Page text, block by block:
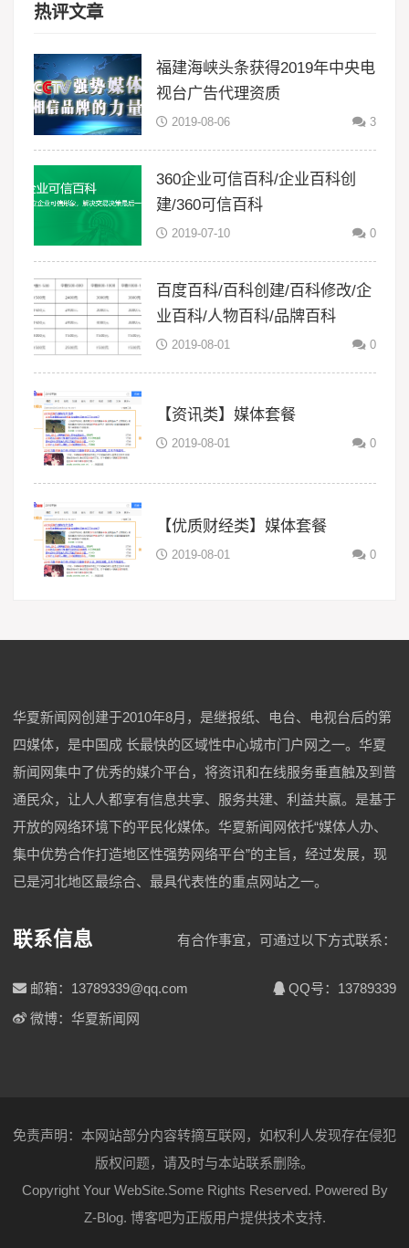
热评文章
福建海峡头条获得2019年中央电
视台广告代理资质
2019-08-06 3
360企业可信百科/企业百科创
建/360可信百科
2019-07-10 0
百度百科/百科创建/百科修改/企
业百科/人物百科/品牌百科
2019-08-01 0
【资讯类】媒体套餐
2019-08-01 0
【优质财经类】媒体套餐
2019-08-01 0
华夏新闻网创建于2010年8月，是继报纸、电台、电视台后的第
四媒体，是中国成 长最快的区域性中心城市门户网之一。华夏
新闻网集中了优秀的媒介平台，将资讯和在线服务垂直触及到普
通民众，让人人都享有信息共享、服务共建、利益共赢。是基于
开放的网络环境下的平民化媒体。华夏新闻网依托“媒体人办、
集中优势合作打造地区性强势网络平台”的主旨，经过发展，现
已是河北地区最综合、最具代表性的重点网站之一。
联系信息 有合作事宜，可通过以下方式联系：
邮箱：13789339@qq.com
QQ号：13789339
微博：华夏新闻网
免责声明：本网站部分内容转摘互联网，如权利人发现存在侵犯
版权问题，请及时与本站联系删除。
Copyright Your WebSite.Some Rights Reserved. Powered By
Z-Blog. 博客吧为正版用户提供技术支持.